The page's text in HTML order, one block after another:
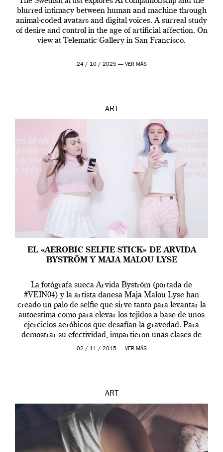
blurred intimacy between human and machine through
animal-coded avatars and digital voices. A surreal study
of desire and control in the age of artificial affection. On
view at Telematic Gallery in San Francisco.
24 / 10 / 2025 — VER MÁS
ART
EL «AEROBIC SELFIE STICK» DE ARVIDA
BYSTRÖM Y MAJA MALOU LYSE
La fotógrafa sueca Arvida Byström (portada de
#VEIN04) y la artista danesa Maja Malou Lyse han
creado un palo de selfie que sirve tanto para levantar la
autoestima como para elevar los tejidos a base de unos
ejercicios aeróbicos que desafían la gravedad. Para
demostrar su efectividad, impartieron unas clases de
prueba en el Tate […]
02 / 11 / 2015 — VER MÁS
ART